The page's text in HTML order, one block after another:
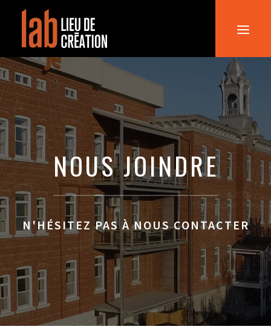
ACCUEIL
LE LAB
LOCATION
NOUS JOINDRE
NOUS JOINDRE
N'HÉSITEZ PAS À NOUS CONTACTER